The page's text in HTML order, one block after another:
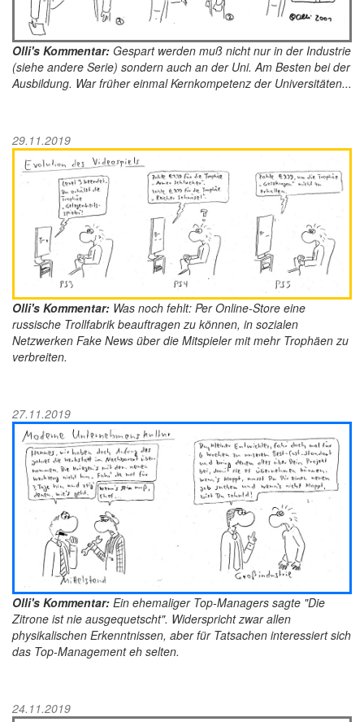
Olli's Kommentar: Gespart werden muß nicht nur in der Industrie
(siehe andere Serie) sondern auch an der Uni. Am Besten bei der
Ausbildung. War früher einmal Kernkompetenz der Universitäten...
29.11.2019
Olli's Kommentar: Was noch fehlt: Per Online-Store eine
russische Trollfabrik beauftragen zu können, in sozialen
Netzwerken Fake News über die Mitspieler mit mehr Trophäen zu
verbreiten.
27.11.2019
Olli's Kommentar: Ein ehemaliger Top-Managers sagte "Die
Zitrone ist nie ausgequetscht". Widerspricht zwar allen
physikalischen Erkenntnissen, aber für Tatsachen interessiert sich
das Top-Management eh selten.
24.11.2019